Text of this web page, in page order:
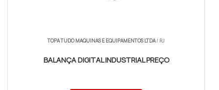
TOPA TUDO MAQUINAS E EQUIPAMENTOS LTDA/ RJ
BALANÇA DIGITAL INDUSTRIAL PREÇO